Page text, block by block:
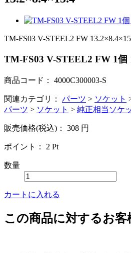
TM-FS03 V-STEEL2 FW
TM-FS03 V-STEEL2 FW 1個
商品コード： 4000C300003-S
関連カテゴリ： パーツ > ソケット
パーツ > ソケット > 純正相当ソケ
販売価格(税込)： 308 円
ポイント： 2 Pt
数量
カートに入れる
この商品に対するお客